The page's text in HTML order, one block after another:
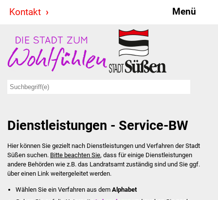
Kontakt Menü
Stadt & Politik
Bürgermeister
Ausschüsse
Ratsinformationssystem
Jugendbeirat
Summerrockfestival
Dienstleistungen - Service-BW
Hier können Sie gezielt nach Dienstleistungen und Verfahren der Stadt
Süßen suchen. Bitte beachten Sie, dass für einige Dienstleistungen
andere Behörden wie z.B. das Landratsamt zuständig sind und Sie ggf.
über einen Link weitergeleitet werden.
Wählen Sie ein Verfahren aus dem Alphabet